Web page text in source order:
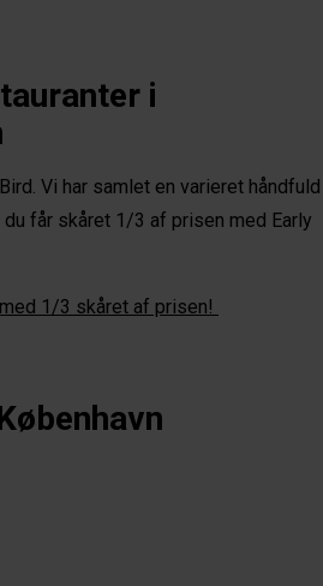
i
Vi har samlet en varieret håndfuld
får skåret 1/3 af prisen med Early
1/3 skåret af prisen!